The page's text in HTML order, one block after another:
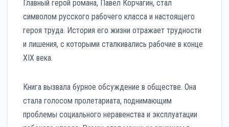
Главный герой романа, Павел Корчагин, стал
символом русского рабочего класса и настоящего
героя труда. История его жизни отражает трудности
и лишения, с которыми сталкивались рабочие в конце
XIX века.
Книга вызвала бурное обсуждение в обществе. Она
стала голосом пролетариата, поднимающим
проблемы социального неравенства и эксплуатации